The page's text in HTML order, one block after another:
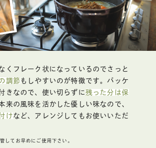
くフレーク状になっているのでさっと
調節 もしやすいのが特徴です。パッケ
きなので、使い切らずに残った分は保
来の風味を活かした優しい味なので、
けなど、アレンジしてもお使いいただ
してお早めにご使用下さい。